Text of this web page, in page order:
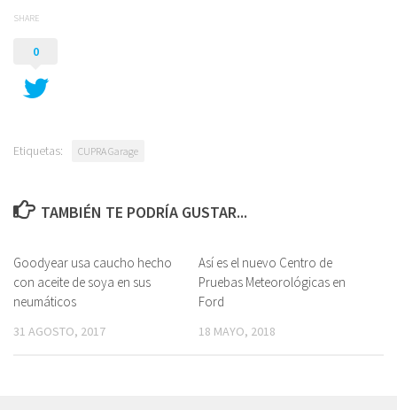
SHARE
0
Etiquetas: CUPRA Garage
TAMBIÉN TE PODRÍA GUSTAR...
Goodyear usa caucho hecho
con aceite de soya en sus
neumáticos
31 AGOSTO, 2017
Así es el nuevo Centro de
Pruebas Meteorológicas en
Ford
18 MAYO, 2018